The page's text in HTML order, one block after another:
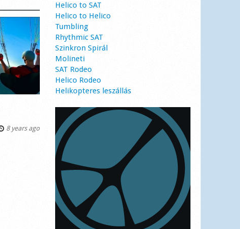
8 years ago
Helico to SAT
Helico to Helico
Tumbling
Rhythmic SAT
Szinkron Spirál
Molineti
SAT Rodeo
Helico Rodeo
Helikopteres leszállás